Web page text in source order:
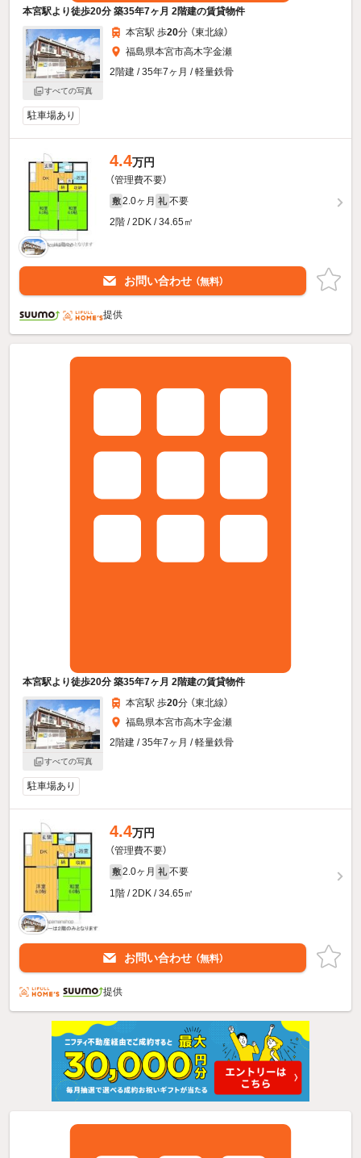
本宮駅より徒歩20分 築35年7ヶ月 2階建の賃貸物件
すべての写真
本宮駅 歩20分 （東北線）
福島県本宮市高木字金瀬
2階建 / 35年7ヶ月 / 軽量鉄骨
駐車場あり
4.4万円
（管理費不要）
敷 2.0ヶ月 礼 不要
2階 / 2DK / 34.65㎡
お問い合わせ （無料）
提供
本宮駅より徒歩20分 築35年7ヶ月 2階建の賃貸物件
すべての写真
本宮駅 歩20分 （東北線）
福島県本宮市高木字金瀬
2階建 / 35年7ヶ月 / 軽量鉄骨
駐車場あり
4.4万円
（管理費不要）
敷 2.0ヶ月 礼 不要
1階 / 2DK / 34.65㎡
お問い合わせ （無料）
提供